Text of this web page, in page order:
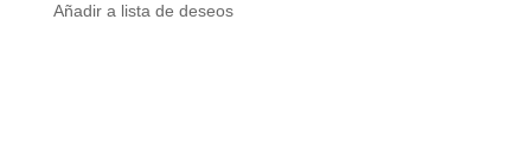
Añadir a lista de deseos